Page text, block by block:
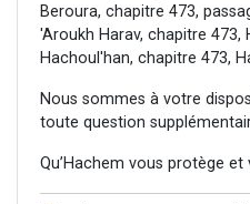
Beroura, chapitre 473,
'Aroukh Harav, chapitre 473,
Hachoul'han, chapitre 473,
Nous sommes à votre
toute question
Qu’Hachem vous protège et